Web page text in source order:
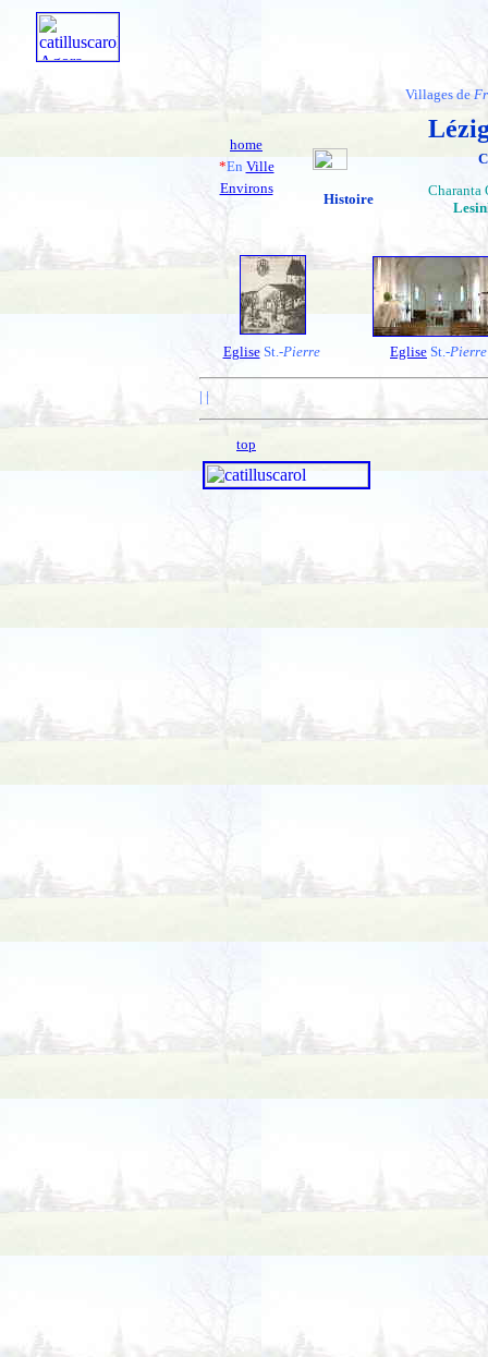
Villages de
home
*En Ville
Environs
Histoire
Charanta
EgliseSt.-Pierre Eglise St.-Pierre
| |
top